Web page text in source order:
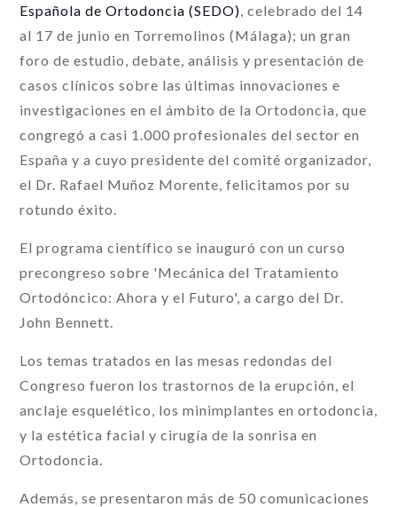
Española de Ortodoncia (SEDO), celebrado del 14
al 17 de junio en Torremolinos (Málaga); un gran
foro de estudio, debate, análisis y presentación de
casos clínicos sobre las últimas innovaciones e
investigaciones en el ámbito de la Ortodoncia, que
congregó a casi 1.000 profesionales del sector en
España y a cuyo presidente del comité organizador,
el Dr. Rafael Muñoz Morente, felicitamos por su
rotundo éxito.
El programa científico se inauguró con un curso
precongreso sobre 'Mecánica del Tratamiento
Ortodóncico: Ahora y el Futuro', a cargo del Dr.
John Bennett.
Los temas tratados en las mesas redondas del
Congreso fueron los trastornos de la erupción, el
anclaje esquelético, los minimplantes en ortodoncia,
y la estética facial y cirugía de la sonrisa en
Ortodoncia.
Además, se presentaron más de 50 comunicaciones